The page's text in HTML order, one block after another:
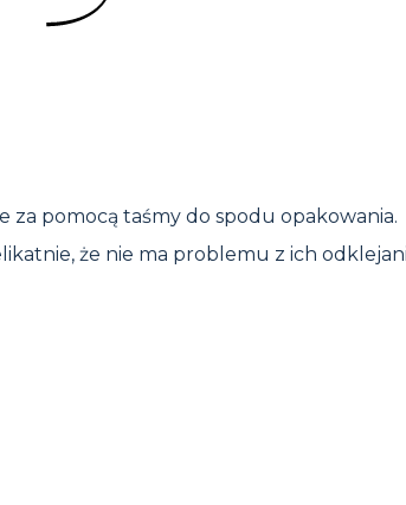
za pomocą taśmy do spodu opakowania.
że nie ma problemu z ich